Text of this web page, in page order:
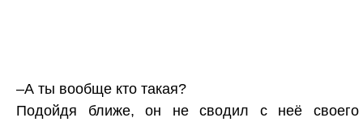
–А ты вообще кто такая?
Подойдя ближе, он не сводил с неё своего